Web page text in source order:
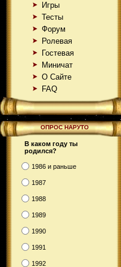
Игры
Тесты
Форум
Ролевая
Гостевая
Миничат
О Сайте
FAQ
ОПРОС НАРУТО
В каком году ты
родился?
1986 и раньше
1987
1988
1989
1990
1991
1992